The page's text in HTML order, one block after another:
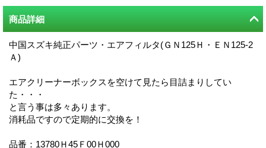
商品詳細
中国スズキ純正パーツ・エアフィルタ(ＧＮ125Ｈ・ＥＮ125-2
Ａ)
エアクリーナーボックスを空けて見たら目詰まりしてい
た・・・
と言う事は多々あります。
消耗品ですので定期的に交換を！
品番：13780Ｈ45Ｆ00Ｈ000